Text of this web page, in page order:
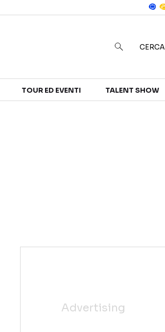
CERCA
TOUR ED EVENTI TALENT SHOW